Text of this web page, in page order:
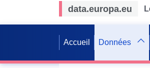
data.europa.eu
Accueil Données